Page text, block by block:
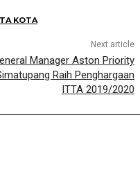
KOTA
Next article
Manager Aston Priority
Raih Penghargaan
ITTA 2019/2020